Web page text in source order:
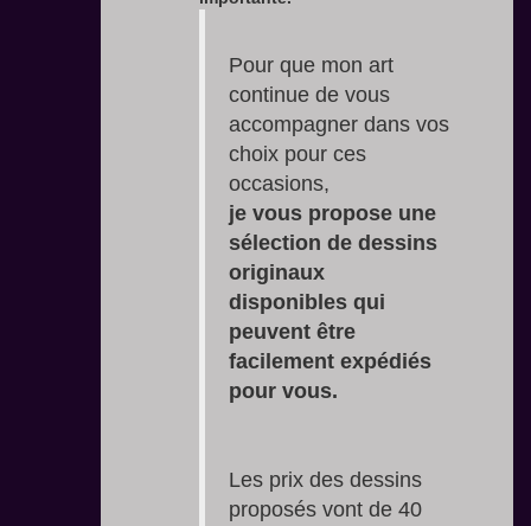
Pour que mon art
continue de vous
accompagner dans vos
choix pour ces
occasions,
je vous propose une
sélection de dessins
originaux
disponibles qui
peuvent être
facilement expédiés
pour vous.
Les prix des dessins
proposés vont de 40